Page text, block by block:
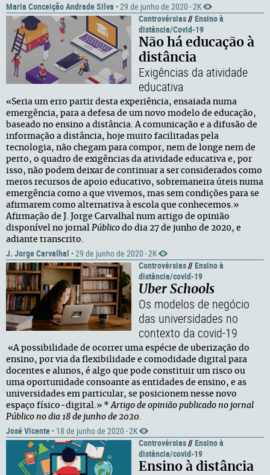
Maria Conceição Andrade Silva · 29 de junho de 2020 · 2K
Controvérsias//Ensino à
distância/Covid-19
Não há educação à
distância
Exigências da atividade
educativa
«Seria um erro partir desta experiência, ensaiada numa
emergência, para a defesa de um novo modelo de educação,
baseado no ensino a distância. A comunicação e a difusão de
informação a distância, hoje muito facilitadas pela
tecnologia, não chegam para compor, nem de longe nem de
perto, o quadro de exigências da atividade educativa e, por
isso, não podem deixar de continuar a ser considerados como
meros recursos de apoio educativo, sobremaneira úteis numa
emergência como a que vivemos, mas sem condições para se
afirmarem como alternativa à escola que conhecemos.»
Afirmação de J. Jorge Carvalhal num artigo de opinião
disponível no jornal Público do dia 27 de junho de 2020, e
adiante transcrito.
J. Jorge Carvalhal · 29 de junho de 2020 · 2K
Controvérsias//Ensino à
distância/covid-19
Uber Schools
Os modelos de negócio
das universidades no
contexto da covid-19
«A possibilidade de ocorrer uma espécie de uberização do
ensino, por via da flexibilidade e comodidade digital para
docentes e alunos, é algo que pode constituir um risco ou
uma oportunidade consoante as entidades de ensino, e as
universidades em particular, se posicionem nesse novo
espaço físico-digital.» *Artigo de opinião publicado no jornal
Público no dia 18 de junho de 2020.
José Vicente · 18 de junho de 2020 · 2K
Controvérsias//Ensino à
distância/covid-19
Ensino à distância